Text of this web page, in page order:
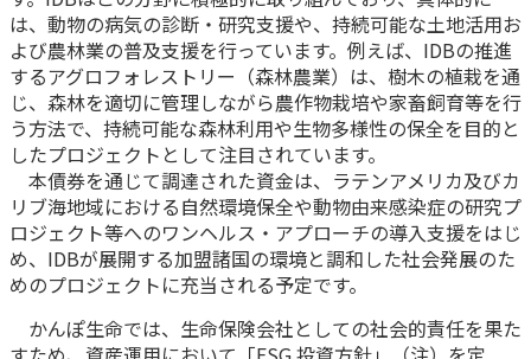
各種サービス・お知らせ
かんぽプラチナライフサービス
ご契約のしおり・約款（Web約款）
保険用語集
お問い合わせ
ご契約手続きの流れ
保険料のお払込方法
保険用語集
お問い合わせ
かんぽアプリ～かんぽの健康と安心を手のひらに～
すこやか健康ラボ
かんぽブランド
かんぽ生命のサステナビリティ
お客さまの声／お客さまサービス向上の取組み
は、動物の病気の診断・研究支援や、持続可能な土地活用お
よび農林業の普及支援を行っています。例えば、IDBの推進
するアグロフォレストリー（森林農業）は、樹木の植栽を通
じ、森林を適切に管理しながら農作物栽培や家畜飼育等を行
う方法で、持続可能な森林利用や生物多様性の保全を目的と
したプロジェクトとして注目されています。
本債券を通じて調達された資金は、ラテンアメリカ及びカ
リブ海地域における自然環境保全や動物由来感染症の研究プ
ロジェクト等へのワンヘルス・アプローチの導入支援をはじ
め、IDBが展開する加盟諸国の環境と調和した社会発展のた
めのプロジェクトに充当される予定です。
かんぽ生命では、生命保険会社としての社会的責任を果た